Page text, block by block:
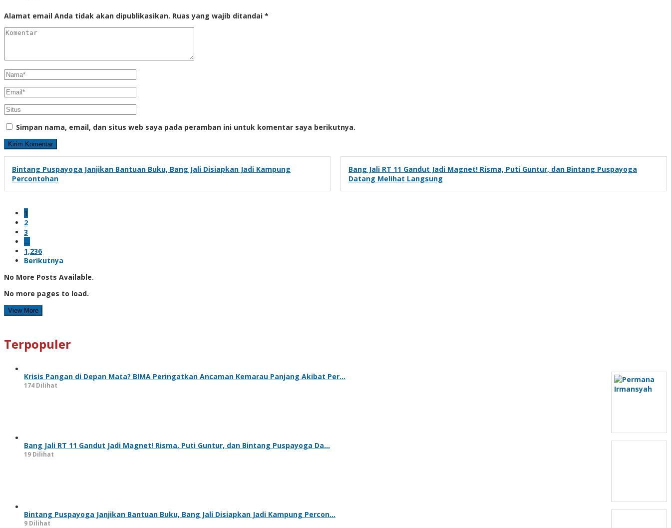
Alamat email Anda tidak akan dipublikasikan. Ruas yang wajib ditandai *
Simpan nama, email, dan situs web saya pada peramban ini untuk komentar saya berikutnya.
Bintang Puspayoga Janjikan Bantuan Buku, Bang Jali Disiapkan Jadi Kampung
Percontohan
Bang Jali RT 11 Gandut Jadi Magnet! Risma, Puti Guntur, dan Bintang Puspayoga
Datang Melihat Langsung
1
2
3
…
1,236
Berikutnya
No More Posts Available.
No more pages to load.
View More
Terpopuler
Krisis Pangan di Depan Mata? BIMA Peringatkan Ancaman Kemarau Panjang Akibat Per…
174 Dilihat
Bang Jali RT 11 Gandut Jadi Magnet! Risma, Puti Guntur, dan Bintang Puspayoga Da…
19 Dilihat
Bintang Puspayoga Janjikan Bantuan Buku, Bang Jali Disiapkan Jadi Kampung Percon…
9 Dilihat